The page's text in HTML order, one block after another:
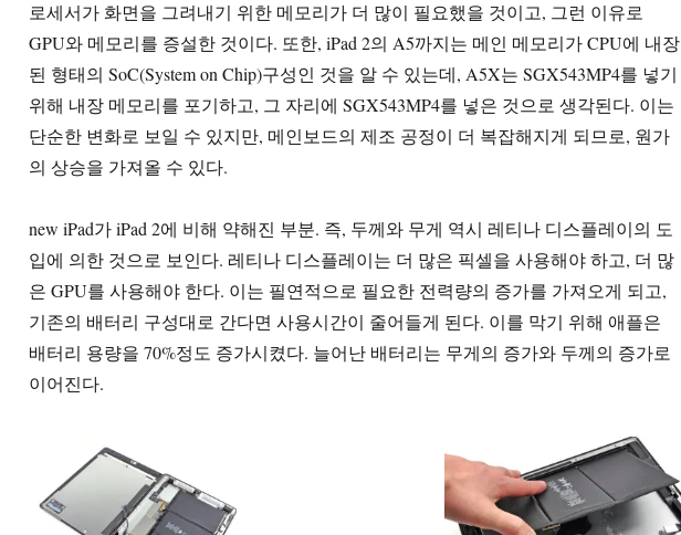
로세서가 화면을 그려내기 위한 메모리가 더 많이 필요했을 것이고, 그런 이유로
GPU와 메모리를 증설한 것이다. 또한, iPad 2의 A5까지는 메인 메모리가 CPU에 내장
된 형태의 SoC(System on Chip)구성인 것을 알 수 있는데, A5X는 SGX543MP4를 넣기
위해 내장 메모리를 포기하고, 그 자리에 SGX543MP4를 넣은 것으로 생각된다. 이는
단순한 변화로 보일 수 있지만, 메인보드의 제조 공정이 더 복잡해지게 되므로, 원가
의 상승을 가져올 수 있다.
new iPad가 iPad 2에 비해 약해진 부분. 즉, 두께와 무게 역시 레티나 디스플레이의 도
입에 의한 것으로 보인다. 레티나 디스플레이는 더 많은 픽셀을 사용해야 하고, 더 많
은 GPU를 사용해야 한다. 이는 필연적으로 필요한 전력량의 증가를 가져오게 되고,
기존의 배터리 구성대로 간다면 사용시간이 줄어들게 된다. 이를 막기 위해 애플은
배터리 용량을 70%정도 증가시켰다. 늘어난 배터리는 무게의 증가와 두께의 증가로
이어진다.